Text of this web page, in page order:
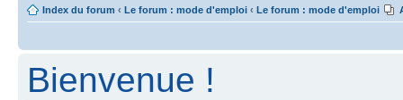
Index du forum ‹ Le forum : mode d'emploi ‹ Le forum : mode d'emploi
Bienvenue !